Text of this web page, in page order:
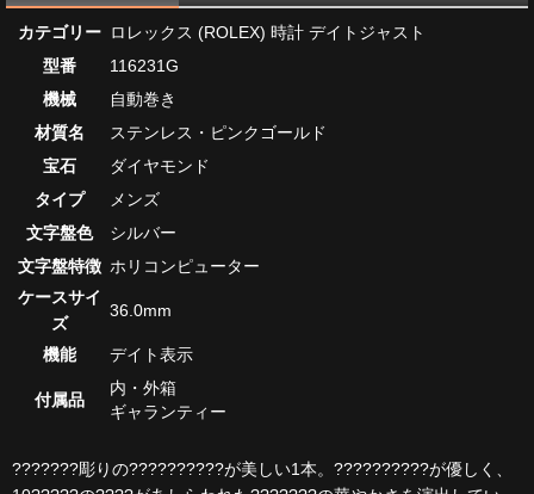
カテゴリー ロレックス (ROLEX) 時計 デイトジャスト
型番
116231G
機械
自動巻き
材質名
ステンレス・ピンクゴールド
宝石
ダイヤモンド
タイプ
メンズ
文字盤色
シルバー
文字盤特徴 ホリコンピューター
ケースサイ
ズ
36.0mm
機能 デイト表示
付属品
内・外箱
ギャランティー
???????彫りの??????????が美しい1本。??????????が優しく、